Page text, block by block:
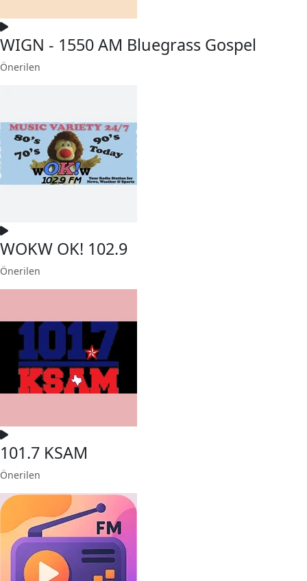
WIGN - 1550 AM Bluegrass Gospel
Önerilen
WOKW OK! 102.9
Önerilen
101.7 KSAM
Önerilen